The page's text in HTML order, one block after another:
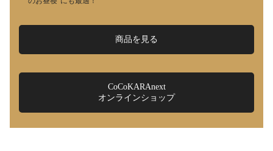
商品を見る
CoCoKARAnext
オンラインショップ